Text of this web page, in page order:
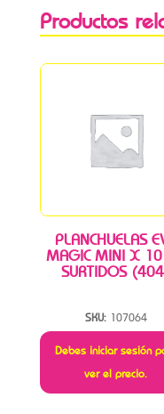
Productos
PLANCHUELAS
MAGIC MINI X
SURTIDOS
SKU: 107064
Debes iniciar sesión
ver el precio.